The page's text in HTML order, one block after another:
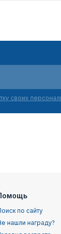
своих
по сайту
нашли награду?